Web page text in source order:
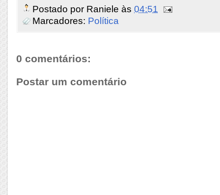
Postado por Raniele às 04:51
Marcadores: Política
0 comentários:
Postar um comentário